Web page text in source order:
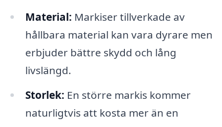
Material: Markiser tillverkade av
hållbara material kan vara dyrare men
erbjuder bättre skydd och lång
livslängd.
Storlek: En större markis kommer
naturligtvis att kosta mer än en